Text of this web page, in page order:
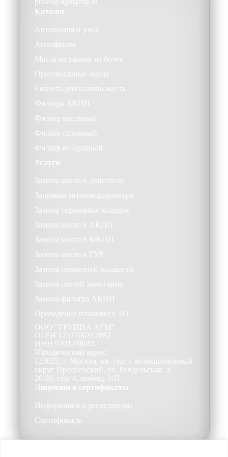
Каталог
Автохимия и уход
Антифризы
Масла на разлив из бочек
Оригинальные масла
Ёмкость для налива масла
Фильтра АКПП
Фильтр масляный
Фильтр салонный
Фильтр воздушный
Услуги
Замена масла в двигателе
Заправка автокондиционера
Замена тормозных колодок
Замена масла в АКПП
Замена масла в МКПП
Замена масла в ГУР
Замена тормозной жидкости
Замена свечей зажигания
Замена фильтра АКПП
Проведение планового ТО
ООО "ГРУППА АГМ"
ОГРН
1237700312882
9701248091
Юридический адрес:
123022, г. Москва, вн. тер. г. муниципальный
округ Пресненский, ул. Рочдельская, д.
26/28, стр. 4, помещ. 1/П
Лицензии и сертификаты
Информация о регистрации
Сертификаты